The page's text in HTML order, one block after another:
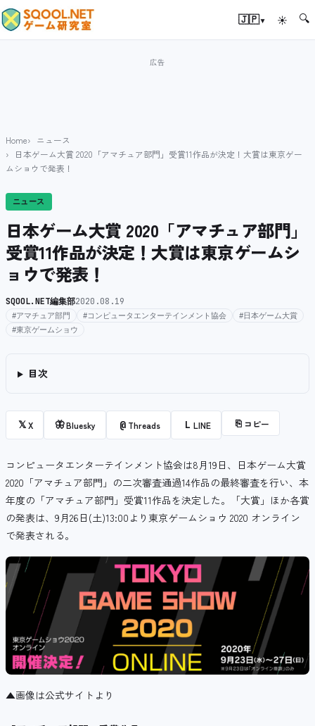
🇯🇵▾ ☀ 🔍
Home
ニュース
日本ゲーム大賞 2020「アマチュア部門」受賞11作品が決定！大賞は東京ゲー
ムショウで発表！
ニュース
日本ゲーム大賞 2020「アマチュア部門」
受賞11作品が決定！大賞は東京ゲームシ
ョウで発表！
SQOOL.NET編集部2020.08.19
#アマチュア部門 #コンピュータエンターテインメント協会
#日本ゲーム大賞
#東京ゲームショウ
目次
𝕏X 🦋Bluesky @ Threads L LINE ⎘ コピー
コンピュータエンターテインメント協会は8月19日、日本ゲーム大賞
2020「アマチュア部門」の二次審査通過14作品の最終審査を行い、本
年度の「アマチュア部門」受賞11作品を決定した。「大賞」ほか各賞
の発表は、9月26日(土)13:00より東京ゲームショウ 2020 オンライン
で発表される。
▲画像は公式サイトより